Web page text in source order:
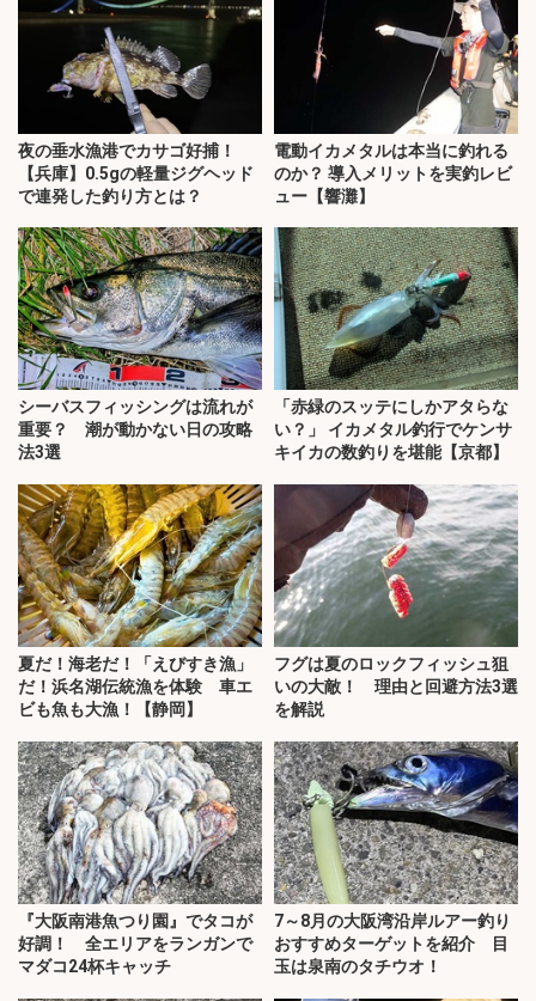
夜の垂水漁港でカサゴ好捕！
【兵庫】0.5gの軽量ジグヘッド
で連発した釣り方とは？
電動イカメタルは本当に釣れる
のか？ 導入メリットを実釣レビ
ュー【響灘】
シーバスフィッシングは流れが
重要？ 潮が動かない日の攻略
法3選
「赤緑のスッテにしかアタらな
い？」 イカメタル釣行でケンサ
キイカの数釣りを堪能【京都】
夏だ！海老だ！「えびすき漁」
だ！浜名湖伝統漁を体験 車エ
ビも魚も大漁！【静岡】
フグは夏のロックフィッシュ狙
いの大敵！ 理由と回避方法3選
を解説
『大阪南港魚つり園』でタコが
好調！ 全エリアをランガンで
マダコ24杯キャッチ
7～8月の大阪湾沿岸ルアー釣り
おすすめターゲットを紹介 目
玉は泉南のタチウオ！